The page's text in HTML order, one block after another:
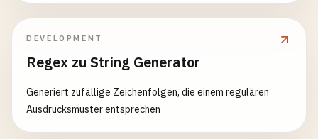
DEVELOPMENT
Regex zu String Generator
Generiert zufällige Zeichenfolgen, die einem regulären
Ausdrucksmuster entsprechen